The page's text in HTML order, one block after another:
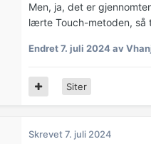
Men, ja, det er
lærte Touch-metoden, så
Endret7. juli 2024av
Siter
Skrevet7. juli 2024